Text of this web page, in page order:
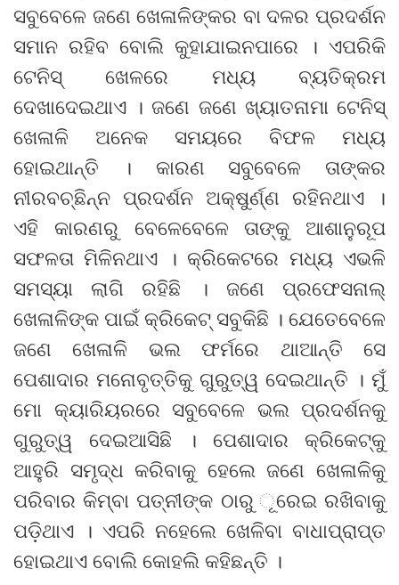
ସବୁବେଳେ ଜଣେ ଖେଳାଳିଙ୍କର ବା ଦଳର ପ୍ରଦର୍ଶନ
ସମାନ ରହିବ ବୋଲି କୁହାଯାଇନପାରେ । ଏପରିକି
ଟେନିସ୍ ଖେଳରେ ମଧ୍ୟ ବ୍ୟତିକ୍ରମ
ଦେଖାଦେଇଥାଏ । ଜଣେ ଜଣେ ଖ୍ୟାତନାମା ଟେନିସ୍
ଖେଳାଳି ଅନେକ ସମୟରେ ବିଫଳ ମଧ୍ୟ
ହୋଇଥାନ୍ତି । କାରଣ ସବୁବେଳେ ତାଙ୍କର
ନୀରବଚ୍ଛିନ୍ନ ପ୍ରଦର୍ଶନ ଅକ୍ଷୁର୍ଣ୍ଣ ରହିନଥାଏ ।
ଏହି କାରଣରୁ ବେଳେବେଳେ ତାଙ୍କୁ ଆଶାନୁରୂପ
ସଫଳତା ମିଳିନଥାଏ । କ୍ରିକେଟରେ ମଧ୍ୟ ଏଭଳି
ସମସ୍ୟା ଲାଗି ରହିଛି । ଜଣେ ପ୍ରଫେସନାଲ୍
ଖେଳାଳିଙ୍କ ପାଇଁ କ୍ରିକେଟ୍ ସବୁକିଛି । ଯେତେବେଳେ
ଜଣେ ଖେଳାଳି ଭଲ ଫର୍ମରେ ଥାଆନ୍ତି ସେ
ପେଶାଦାର ମନୋବୃତ୍ତିକୁ ଗୁରୁତ୍ୱ ଦେଇଥାନ୍ତି । ମୁଁ
ମୋ କ୍ୟାରିୟରରେ ସବୁବେଳେ ଭଲ ପ୍ରଦର୍ଶନକୁ
ଗୁରୁତ୍ୱ ଦେଇଆସିଛି । ପେଶାଦାର କ୍ରିକେଟ୍କୁ
ଆହୁରି ସମୃଦ୍ଧ କରିବାକୁ ହେଲେ ଜଣେ ଖେଳାଳିକୁ
ପରିବାର କିମ୍ବା ପତ୍ନୀଙ୍କ ଠାରୁ ୂରେଇ ରଖିବାକୁ
ପଡ଼ିଥାଏ । ଏପରି ନହେଲେ ଖେଳିବା ବାଧାପ୍ରାପ୍ତ
ହୋଇଥାଏ ବୋଲି କୋହଲି କହିଛନ୍ତି ।